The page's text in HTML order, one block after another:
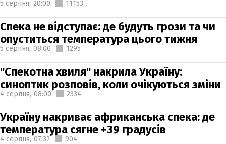
5 серпня, 20:00 11153
Спека не відступає: де будуть грози та чи
опуститься температура цього тижня
5 серпня, 08:00 1295
"Спекотна хвиля" накрила Україну:
синоптик розповів, коли очікуються зміни
4 серпня, 08:00 2334
Україну накриває африканська спека: де
температура сягне +39 градусів
4 серпня, 07:32 904